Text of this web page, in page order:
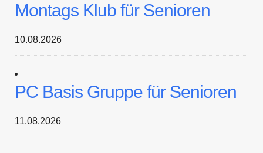
Montags Klub für Senioren
10.08.2026
PC Basis Gruppe für Senioren
11.08.2026